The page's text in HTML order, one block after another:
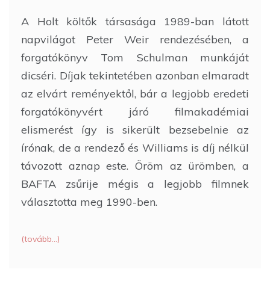
A Holt költők társasága 1989-ban látott
napvilágot Peter Weir rendezésében, a
forgatókönyv Tom Schulman munkáját
dicséri. Díjak tekintetében azonban elmaradt
az elvárt reményektől, bár a legjobb eredeti
forgatókönyvért járó filmakadémiai
elismerést így is sikerült bezsebelnie az
írónak, de a rendező és Williams is díj nélkül
távozott aznap este. Öröm az ürömben, a
BAFTA zsűrije mégis a legjobb filmnek
választotta meg 1990-ben.
(tovább…)